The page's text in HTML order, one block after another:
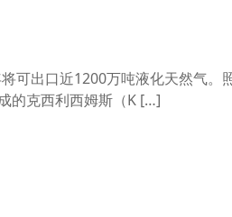
可出口近1200万吨液化天然气
的克西利西姆斯（K […]